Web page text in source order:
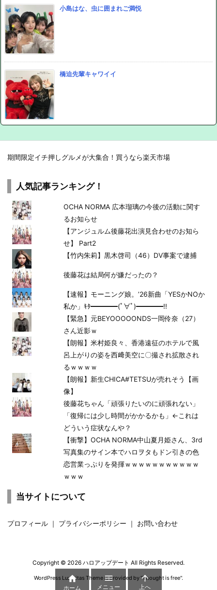
小島はな、虫に囲まれご満悦
橋迫先輩キャワイイ
期間限定イチ押しグルメが大集合！買うなら楽天市場
人気記事ランキング！
OCHA NORMA 広本瑠璃の今後の活動に関す
るお知らせ
【アンジュルム後藤花出演見合わせのお知ら
せ】 Part2
【竹内朱莉】黒木啓司（46）DV事案で逮捕
後藤花は結局何が嫌だったの？
【速報】モーニング娘。’26新曲「YESかNOか
私か」ｷﾀ━━━━(ﾟ∀ﾟ)━━━━!!
【緊急】元BEYOOOOONDS一岡伶奈（27）
さん近影ｗ
【朗報】米村姫良々、香港遠征のホテルで風
呂上がりの姿を西﨑美空に〇撮され拡散され
るｗｗｗｗ
【朗報】新生CHICA#TETSUが売れそう【画
像】
後藤花ちゃん「頑張りたいのに頑張れない」
「復帰には少し時間がかかるかも」←これは
どういう症状なんや？
【衝撃】OCHA NORMA中山夏月姫さん、3rd
写真集のサイン本でハロヲタもドン引きの色
恋営業っぷりを発揮ｗｗｗｗｗｗｗｗｗｗｗ
ｗｗｗ
当サイトについて
プロフィール ｜ プライバシーポリシー ｜ お問い合わせ
Copyright © 2026 ハロアップデート All Rights Reserved.
WordPress Luxeritas Theme is provided by "Thought is free".

ホーム

メニュー

上へ